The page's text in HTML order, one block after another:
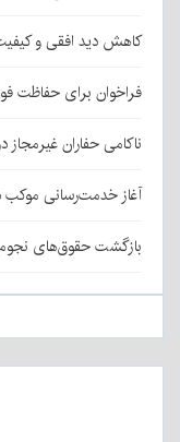
کاهش دید افقی و
فراخوان برای حفاظت
ناکامی حفاران
آغاز خدمت‌رسانی
بازگشت حقوق‌های